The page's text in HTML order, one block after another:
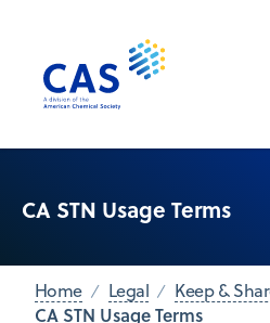
CA STN Usage Terms
Home Legal Keep &
CA STN Usage Terms